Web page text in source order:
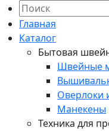
Главная
Каталог
Бытовая
Швейные
Оверлоки
Манекены
Техника для